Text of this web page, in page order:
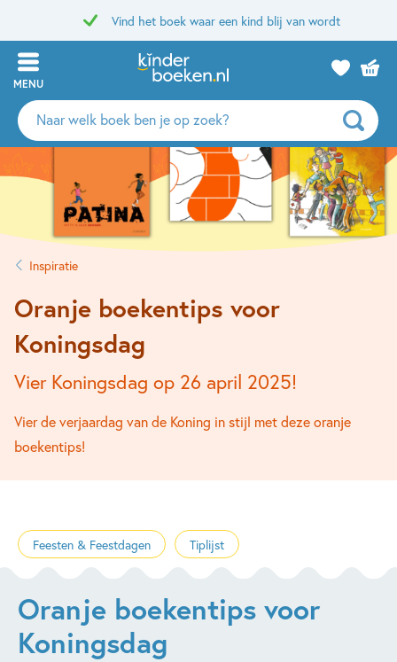
Vind het boek waar een kind blij van wordt
MENU
Zoeken
naar
auteurs
uitgevers
Inspiratie
Oranje boekentips voor
Koningsdag
Vier Koningsdag op 26 april 2025!
Vier de verjaardag van de Koning in stijl met deze oranje
boekentips!
Feesten & Feestdagen Tiplijst
Oranje boekentips voor
Koningsdag